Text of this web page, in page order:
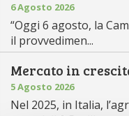
6 Agosto 2026
“Oggi 6 agosto, la
il provvedimen...
Mercato in
5 Agosto 2026
Nel 2025, in Italia,